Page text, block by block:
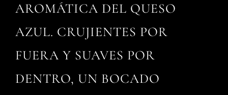
AROMÁTICA DEL QUESO
AZUL. CRUJIENTES POR
FUERA Y SUAVES POR
DENTRO, UN BOCADO